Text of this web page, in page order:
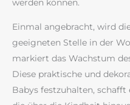
werden können.
Einmal angebracht, wird
geeigneten Stelle in der
markiert das Wachstum
Diese praktische und
Babys festzuhalten,